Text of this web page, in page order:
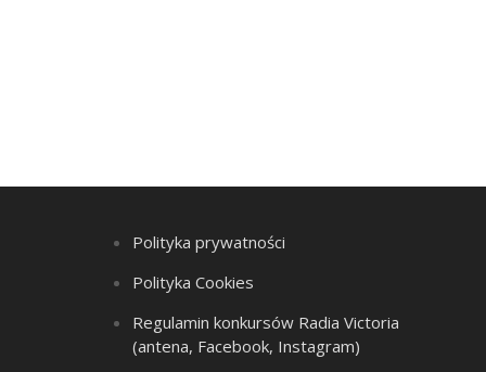
Polityka prywatności
Polityka Cookies
Regulamin konkursów Radia Victoria
(antena, Facebook, Instagram)